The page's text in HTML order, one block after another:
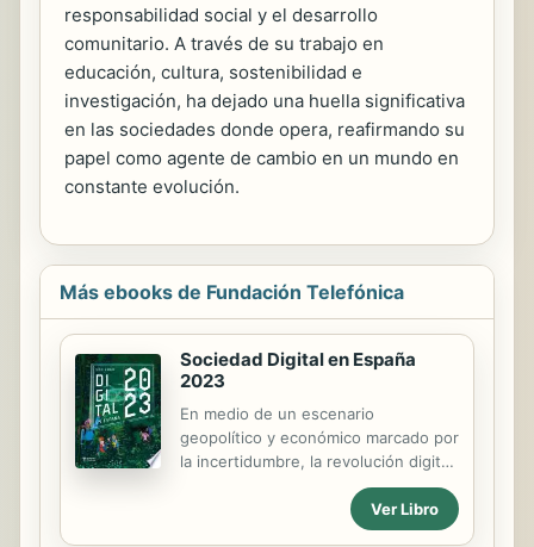
responsabilidad social y el desarrollo
comunitario. A través de su trabajo en
educación, cultura, sostenibilidad e
investigación, ha dejado una huella significativa
en las sociedades donde opera, reafirmando su
papel como agente de cambio en un mundo en
constante evolución.
Más ebooks de Fundación Telefónica
Sociedad Digital en España
2023
En medio de un escenario
geopolítico y económico marcado por
la incertidumbre, la revolución digital
va paulatinamente transformando la
sociedad, cambiando cómo
producimos, trabajamos y vivimos el
Ver Libro